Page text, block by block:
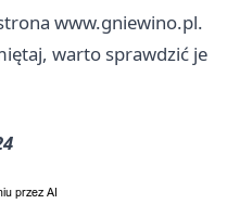
www.gniewino.pl.
warto sprawdzić je